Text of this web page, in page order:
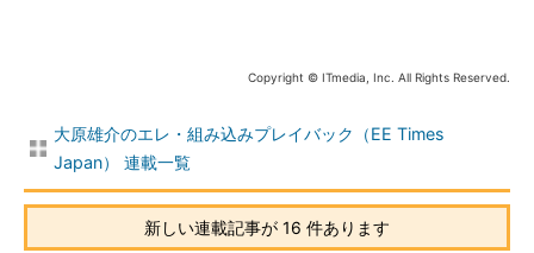
Copyright © ITmedia, Inc. All Rights Reserved.
大原雄介のエレ・組み込みプレイバック（EE Times
Japan） 連載一覧
新しい連載記事が 16 件あります